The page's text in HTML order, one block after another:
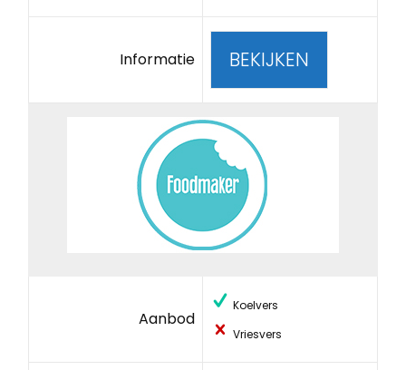
Informatie BEKIJKEN
Aanbod
Koelvers
Vriesvers